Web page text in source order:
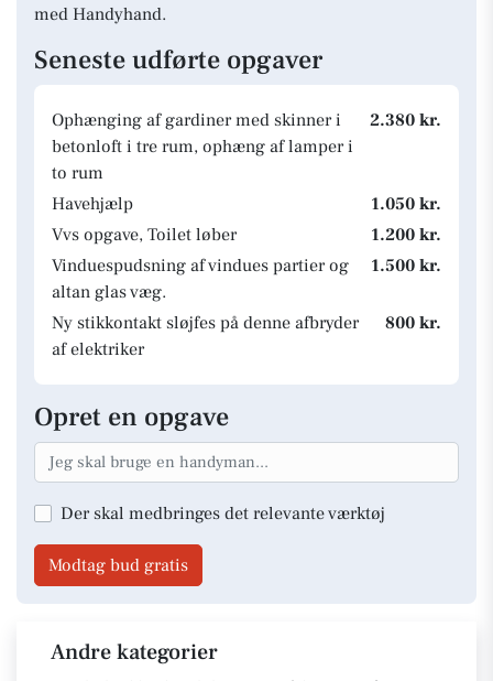
med Handyhand.
Seneste udførte opgaver
Ophænging af gardiner med skinner i
betonloft i tre rum, ophæng af lamper i
to rum
2.380 kr.
Havehjælp
1.050 kr.
Vvs opgave, Toilet løber
1.200 kr.
Vinduespudsning af vindues partier og
altan glas væg.
1.500 kr.
Ny stikkontakt sløjfes på denne afbryder
af elektriker
800 kr.
Opret en opgave
Der skal medbringes det relevante værktøj
Modtag bud gratis
Andre kategorier